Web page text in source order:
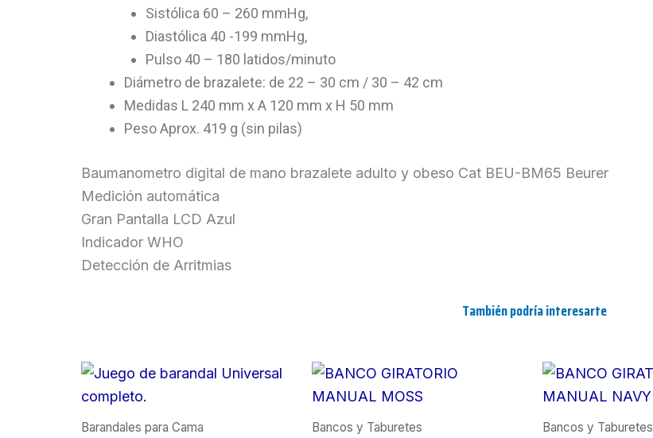
Sistólica 60 – 260 mmHg,
Diastólica 40 -199 mmHg,
Pulso 40 – 180 latidos/minuto
Diámetro de brazalete: de 22 – 30 cm / 30 – 42 cm
Medidas L 240 mm x A 120 mm x H 50 mm
Peso Aprox. 419 g (sin pilas)
Baumanometro digital de mano brazalete adulto y obeso Cat BEU-BM65 Beurer
Medición automática
Gran Pantalla LCD Azul
Indicador WHO
Detección de Arritmias
También podría interesarte
Barandales para Cama Bancos y Taburetes Bancos y Taburetes